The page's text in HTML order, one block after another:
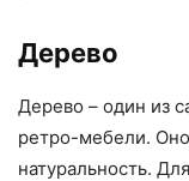
Дерево
Дерево – один из
ретро-мебели.
натуральность.